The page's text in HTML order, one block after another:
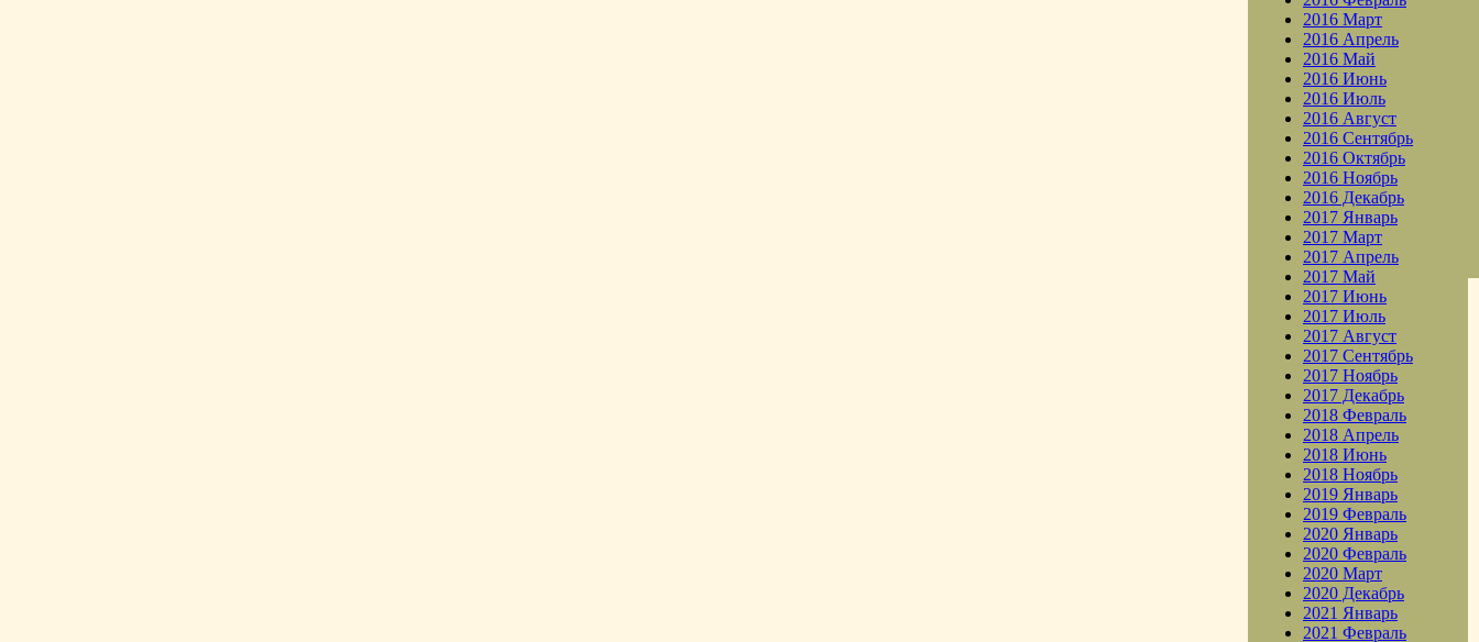
2016 Март
2016 Апрель
2016 Май
2016 Июнь
2016 Июль
2016 Август
2016 Сентябрь
2016 Октябрь
2016 Ноябрь
2016 Декабрь
2017 Январь
2017 Март
2017 Апрель
2017 Май
2017 Июнь
2017 Июль
2017 Август
2017 Сентябрь
2017 Ноябрь
2017 Декабрь
2018 Февраль
2018 Апрель
2018 Июнь
2018 Ноябрь
2019 Январь
2019 Февраль
2020 Январь
2020 Февраль
2020 Март
2020 Декабрь
2021 Январь
2021 Февраль